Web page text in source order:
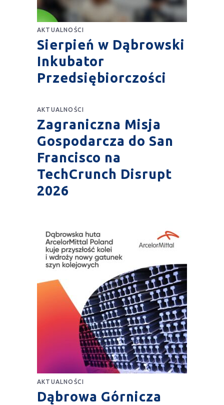
AKTUALNOŚCI
Sierpień w Dąbrowski
Inkubator
Przedsiębiorczości
AKTUALNOŚCI
Zagraniczna Misja
Gospodarcza do San
Francisco na
TechCrunch Disrupt
2026
AKTUALNOŚCI
Dąbrowa Górnicza